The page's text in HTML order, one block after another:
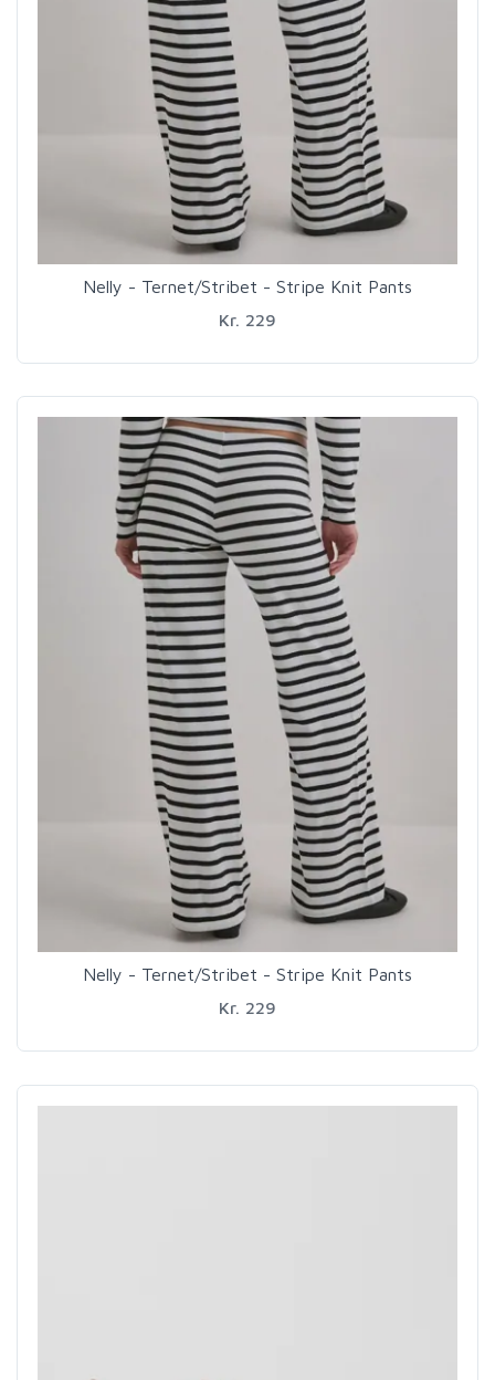
Nelly - Ternet/Stribet - Stripe Knit Pants
Kr. 229
Nelly - Ternet/Stribet - Stripe Knit Pants
Kr. 229